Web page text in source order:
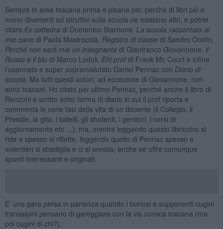
Sempre in area toscana prima e pisana poi; perché di libri più o
meno divertenti ed istruttivi sulla scuola ne esistono altri, e potrei
citare Ex cattedra di Domenico Starnone, La scuola raccontata al
mio cane di Paola Mastrocola , Registro di classe di Sandro Onofri,
Perché non sarò mai un insegnante di Gianfranco Giovannone, il
Rosso e il bludi Marco Lodoli, Ehi profdi Frank Mc Court e infine
l’osannato e super sopravvalutato Daniel Pennac con Diario di
scuola . Ma tutti questi autori, ad eccezione di Giovannone, non
sono toscani. Ho citato per ultimo Pennac, perché anche il libro di
Renzoni è scritto sotto forma di diario in cui il prof riporta e
commenta le varie fasi della vita di un docente (il Collegio, il
Preside, la gita, i bidelli, gli studenti, i genitori, i corsi di
aggiornamento etc .,.); ma, mentre leggendo questo libriccino si
ride e spesso si riflette, leggendo quello di Pennac spesso e
volentieri si sbadiglia e ci si annoia, anche se offre comunque
spunti interessanti e originali.
E’ una gara persa in partenza quando i boriosi e supponenti cugini
transalpini pensano di gareggiare con la vis comica toscana (ma
poi cugini di chi?).